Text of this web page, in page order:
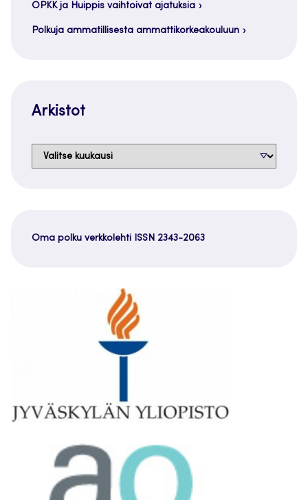
OPKK ja Huippis vaihtoivat ajatuksia
Polkuja ammatillisesta ammattikorkeakouluun
Arkistot
Arkistot
Oma polku verkkolehti ISSN 2343-2063